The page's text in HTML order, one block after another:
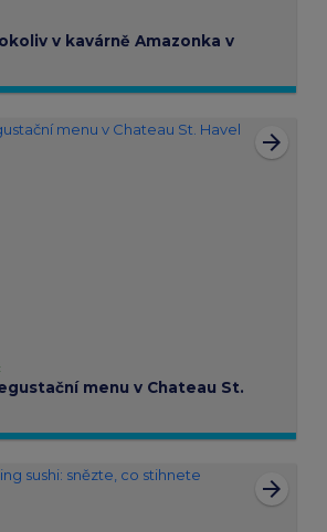
v kavárně Amazonka v
arrow_forward
menu v Chateau St.
arrow_forward